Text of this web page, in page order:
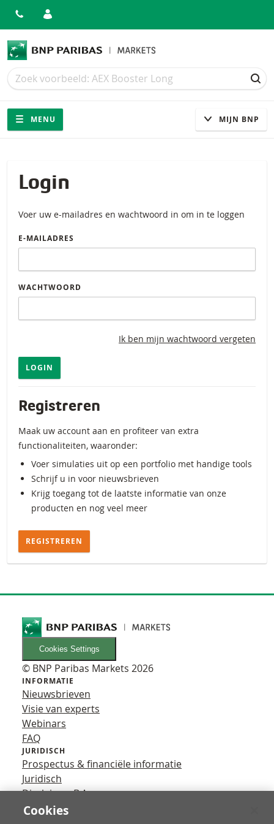
Zoek
Zoek
Navigatie
Site navigatie
MENU MIJN BNP
Login
Voer uw e-mailadres en wachtwoord in om in te loggen
E-MAILADRES
WACHTWOORD
Ik ben mijn wachtwoord vergeten
LOGIN
Registreren
Maak uw account aan en profiteer van extra
functionaliteiten, waaronder:
Voer simulaties uit op een portfolio met handige tools
Schrijf u in voor nieuwsbrieven
Krijg toegang tot de laatste informatie van onze
producten en nog veel meer
REGISTREREN
Cookies Settings
© BNP Paribas Markets 2026
INFORMATIE
Nieuwsbrieven
Visie van experts
Webinars
FAQ
JURIDISCH
Prospectus & financiële informatie
Juridisch
Disclaimer B.A.
Privacy
Cookies